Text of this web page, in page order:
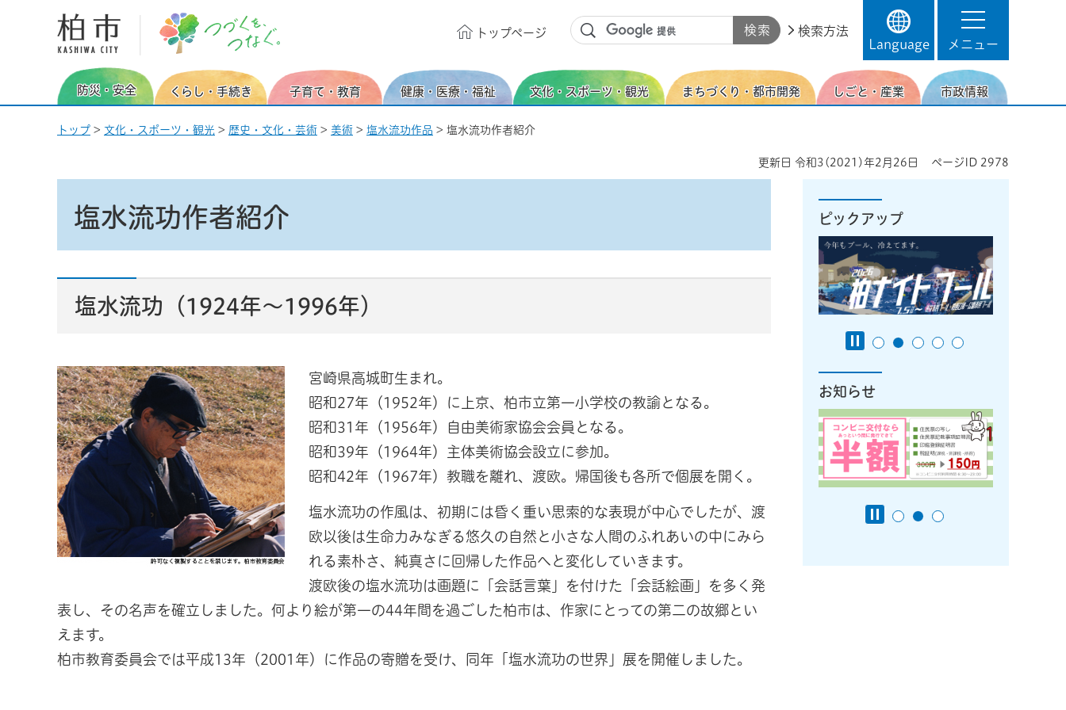
柏市 つづくを、つなぐ。
トップページ
検索方法
Language
メニュー
防災・安全 くらし・手続き 子育て・教育 健康・医療・福祉 文化・スポーツ・観光 まちづくり・都市開発 しごと・産業 市政情報
トップ > 文化・スポーツ・観光 > 歴史・文化・芸術 > 美術 > 塩水流功作品 > 塩水流功作者紹介
更新日 令和3(2021)年2月26日 ページID 2978
塩水流功作者紹介
塩水流功（1924年～1996年）
宮崎県高城町生まれ。
昭和27年（1952年）に上京、柏市立第一小学校の教諭となる。
昭和31年（1956年）自由美術家協会会員となる。
昭和39年（1964年）主体美術協会設立に参加。
昭和42年（1967年）教職を離れ、渡欧。帰国後も各所で個展を開く。
塩水流功の作風は、初期には昏く重い思索的な表現が中心でしたが、渡
欧以後は生命力みなぎる悠久の自然と小さな人間のふれあいの中にみら
れる素朴さ、純真さに回帰した作品へと変化していきます。
渡欧後の塩水流功は画題に「会話言葉」を付けた「会話絵画」を多く発
表し、その名声を確立しました。何より絵が第一の44年間を過ごした柏市は、作家にとっての第二の故郷とい
えます。
柏市教育委員会では平成13年（2001年）に作品の寄贈を受け、同年「塩水流功の世界」展を開催しました。
ピックアップ
お知らせ